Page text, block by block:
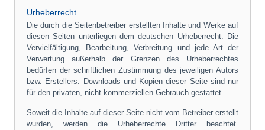
Urheberrecht
Die durch die Seitenbetreiber erstellten Inhalte und Werke auf
diesen Seiten unterliegen dem deutschen Urheberrecht. Die
Vervielfältigung, Bearbeitung, Verbreitung und jede Art der
Verwertung außerhalb der Grenzen des Urheberrechtes
bedürfen der schriftlichen Zustimmung des jeweiligen Autors
bzw. Erstellers. Downloads und Kopien dieser Seite sind nur
für den privaten, nicht kommerziellen Gebrauch gestattet.
Soweit die Inhalte auf dieser Seite nicht vom Betreiber erstellt
wurden, werden die Urheberrechte Dritter beachtet.